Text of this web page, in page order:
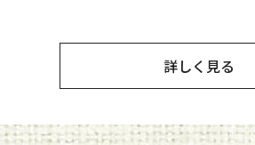
詳しく見る